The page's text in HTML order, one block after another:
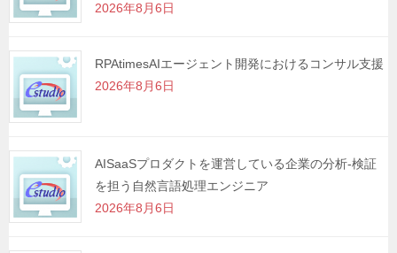
ン
2026年8月6日
RPAtimesAIエージェント開発におけるコンサル支援
2026年8月6日
AISaaSプロダクトを運営している企業の分析-検証
を担う自然言語処理エンジニア
2026年8月6日